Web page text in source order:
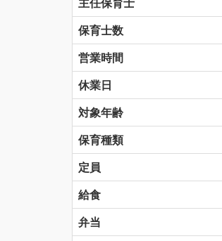
主任保育士
保育士数
営業時間
休業日
対象年齢
保育種類
定員
給食
弁当